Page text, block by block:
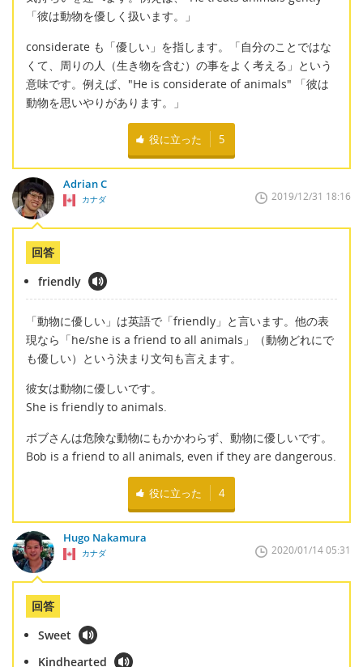
「彼は動物を優しく扱います。」
considerate も「優しい」を指します。「自分のことではな
くて、周りの人（生き物を含む）の事をよく考える」という
意味です。例えば、"He is considerate of animals" 「彼は
動物を思いやりがあります。」
役に立った 5
Adrian C
カナダ 2019/12/31 18:16
回答
friendly
「動物に優しい」は英語で「friendly」と言います。他の表
現なら「he/she is a friend to all animals」（動物どれにで
も優しい）という決まり文句も言えます。
彼女は動物に優しいです。
She is friendly to animals.
ボブさんは危険な動物にもかかわらず、動物に優しいです。
Bob is a friend to all animals, even if they are dangerous.
役に立った 4
Hugo Nakamura
カナダ 2020/01/14 05:31
回答
Sweet
Kindhearted